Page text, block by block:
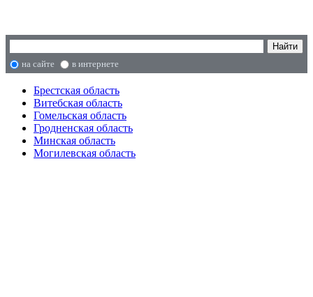
на сайте в интернете
Брестская область
Витебская область
Гомельская область
Гродненская область
Минская область
Могилевская область